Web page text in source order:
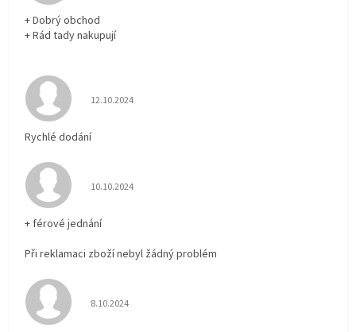
+ Dobrý obchod
+ Rád tady nakupují
Hodnocení obchodu je 5 z 5 hvězdiček.
12.10.2024
Rychlé dodání
Hodnocení obchodu je 5 z 5 hvězdiček.
10.10.2024
+ férové jednání
Při reklamaci zboží nebyl žádný problém
Hodnocení obchodu je 5 z 5 hvězdiček.
8.10.2024